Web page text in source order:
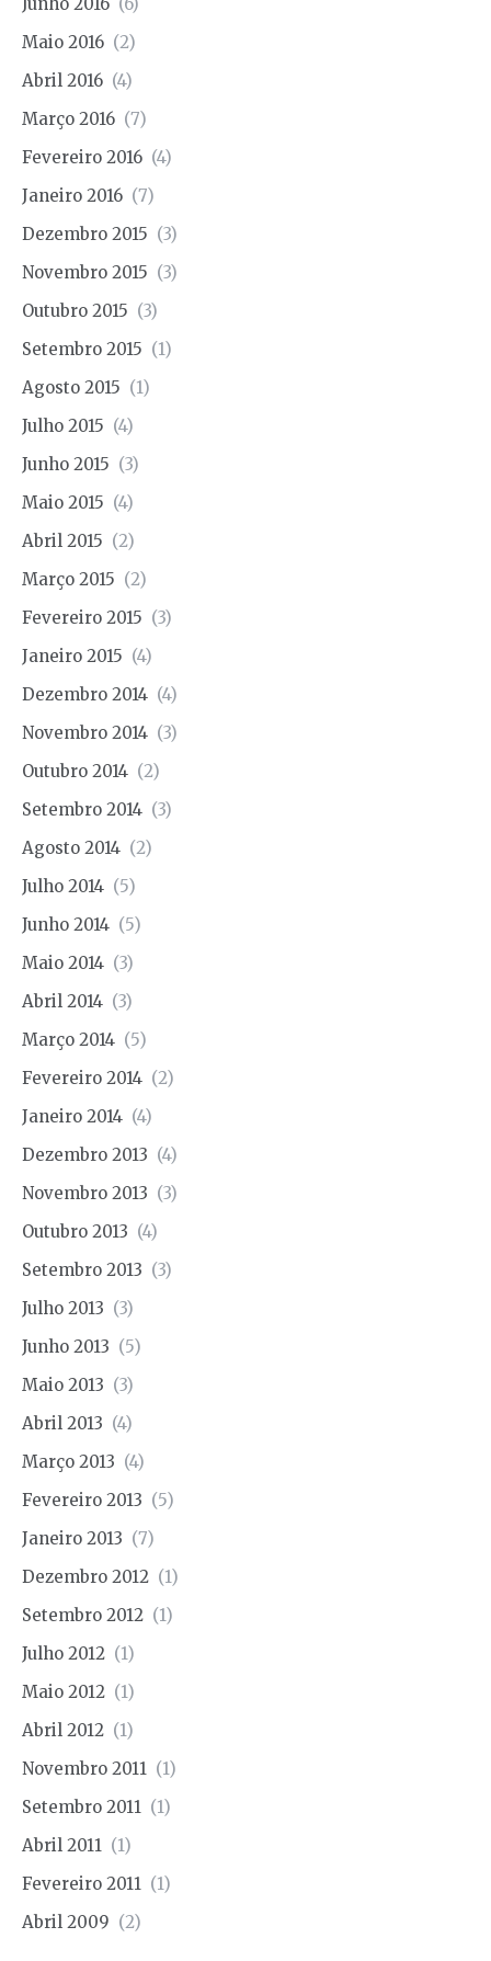
Maio 2016 (2)
Abril 2016 (4)
Março 2016 (7)
Fevereiro 2016 (4)
Janeiro 2016 (7)
Dezembro 2015 (3)
Novembro 2015 (3)
Outubro 2015 (3)
Setembro 2015 (1)
Agosto 2015 (1)
Julho 2015 (4)
Junho 2015 (3)
Maio 2015 (4)
Abril 2015 (2)
Março 2015 (2)
Fevereiro 2015 (3)
Janeiro 2015 (4)
Dezembro 2014 (4)
Novembro 2014 (3)
Outubro 2014 (2)
Setembro 2014 (3)
Agosto 2014 (2)
Julho 2014 (5)
Junho 2014 (5)
Maio 2014 (3)
Abril 2014 (3)
Março 2014 (5)
Fevereiro 2014 (2)
Janeiro 2014 (4)
Dezembro 2013 (4)
Novembro 2013 (3)
Outubro 2013 (4)
Setembro 2013 (3)
Julho 2013 (3)
Junho 2013 (5)
Maio 2013 (3)
Abril 2013 (4)
Março 2013 (4)
Fevereiro 2013 (5)
Janeiro 2013 (7)
Dezembro 2012 (1)
Setembro 2012 (1)
Julho 2012 (1)
Maio 2012 (1)
Abril 2012 (1)
Novembro 2011 (1)
Setembro 2011 (1)
Abril 2011 (1)
Fevereiro 2011 (1)
Abril 2009 (2)